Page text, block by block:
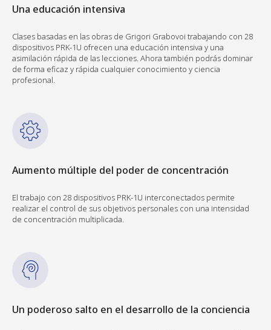
Una educación intensiva
Clases basadas en las obras de Grigori Grabovoi trabajando con 28
dispositivos PRK-1U ofrecen una educación intensiva y una
asimilación rápida de las lecciones. Ahora también podrás dominar
de forma eficaz y rápida cualquier conocimiento y ciencia
profesional.
Aumento múltiple del poder de concentración
El trabajo con 28 dispositivos PRK-1U interconectados permite
realizar el control de sus objetivos personales con una intensidad
de concentración multiplicada.
Un poderoso salto en el desarrollo de la conciencia